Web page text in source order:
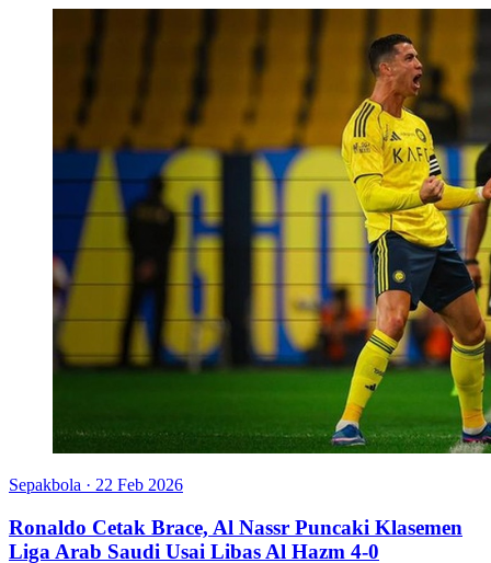
Sepakbola · 22 Feb 2026
Ronaldo Cetak Brace, Al Nassr Puncaki Klasemen
Liga Arab Saudi Usai Libas Al Hazm 4-0